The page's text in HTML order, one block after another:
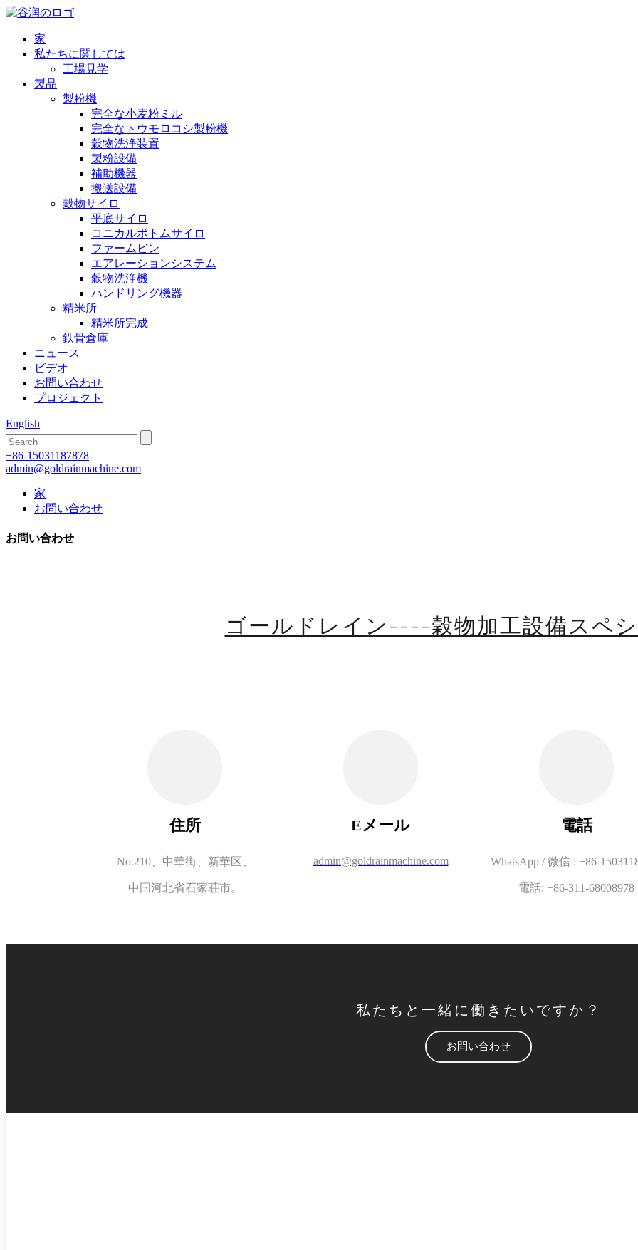
家
私たちに関しては
工場見学
製品
製粉機
完全な小麦粉ミル
完全なトウモロコシ製粉機
穀物洗浄装置
製粉設備
補助機器
搬送設備
穀物サイロ
平底サイロ
コニカルボトムサイロ
ファームビン
エアレーションシステム
穀物洗浄機
ハンドリング機器
精米所
精米所完成
鉄骨倉庫
ニュース
ビデオ
お問い合わせ
プロジェクト
English
+86-15031187878
admin@goldrainmachine.com
家
お問い合わせ
お問い合わせ
ゴールドレイン----穀物加工設備スペ
住所
No.210、中華街、新華区、
中国河北省石家荘市。
Eメール
admin@goldrainmachine.com
電話
WhatsApp / 微信 : +86-
電話: +86-311-68008978
私たちと一緒に働きたいですか？
お問い合わせ